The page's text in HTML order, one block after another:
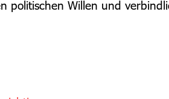
politischen Willen und